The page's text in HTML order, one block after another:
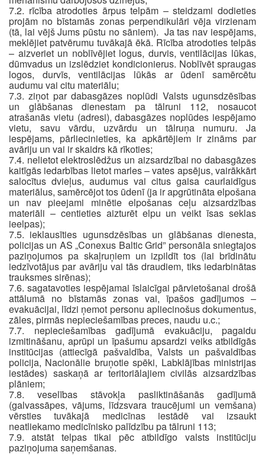
7.2. rīcība atrodoties ārpus telpām – steidzami dodieties
projām no bīstamās zonas perpendikulāri vēja virzienam
(tā, lai vējš Jums pūstu no sāniem). Ja tas nav iespējams,
meklējiet patvērumu tuvākajā ēkā. Rīcība atrodoties telpās
– aizveriet un noblīvējiet logus, durvis, ventilācijas lūkas,
dūmvadus un izslēdziet kondicionierus. Noblīvēt spraugas
logos, durvīs, ventilācijas lūkās ar ūdenī samērcētu
audumu vai citu materiālu;
7.3. ziņot par dabasgāzes noplūdi Valsts ugunsdzēsības
un glābšanas dienestam pa tālruni 112, nosaucot
atrašanās vietu (adresi), dabasgāzes noplūdes iespējamo
vietu, savu vārdu, uzvārdu un tālruņa numuru. Ja
iespējams, pārliecinieties, ka apkārtējiem ir zināms par
avāriju un vai ir skaidrs kā rīkoties;
7.4. nelietot elektroslēdžus un aizsardzībai no dabasgāzes
kaitīgās iedarbības lietot marles – vates apsējus, vairākkārt
salocītus dvieļus, audumus vai citus gaisa caurlaidīgus
materiālus, samērcējot tos ūdenī (ja ir apgrūtināta elpošana
un nav pieejami minētie elpošanas ceļu aizsardzības
materiāli – centieties aizturēt elpu un veikt īsas seklas
ieelpas);
7.5. ieklausīties ugunsdzēsības un glābšanas dienesta,
policijas un AS „Conexus Baltic Grid” personāla sniegtajos
paziņojumos pa skaļruņiem un izpildīt tos (lai brīdinātu
iedzīvotājus par avāriju vai tās draudiem, tiks iedarbinātas
trauksmes sirēnas);
7.6. sagatavoties iespējamai īslaicīgai pārvietošanai drošā
attālumā no bīstamās zonas vai, īpašos gadījumos –
evakuācijai, līdzi ņemot personu apliecinošus dokumentus,
zāles, pirmās nepieciešamības preces, naudu u.c.;
7.7. nepieciešamības gadījumā evakuāciju, pagaidu
izmitināšanu, aprūpi un īpašumu apsardzi veiks atbildīgās
institūcijas (attiecīgā pašvaldība, Valsts un pašvaldības
policija, Nacionālie bruņotie spēki, Labklājības ministrijas
iestādes) saskaņā ar teritoriālajiem civilās aizsardzības
plāniem;
7.8. veselības stāvokļa pasliktināšanās gadījumā
(galvassāpes, vājums, līdzsvara traucējumi un vemšana)
vērsties tuvākajā medicīnas iestādē vai izsaukt
neatliekamo medicīnisko palīdzību pa tālruni 113;
7.9. atstāt telpas tikai pēc atbildīgo valsts institūciju
paziņojuma saņemšanas.